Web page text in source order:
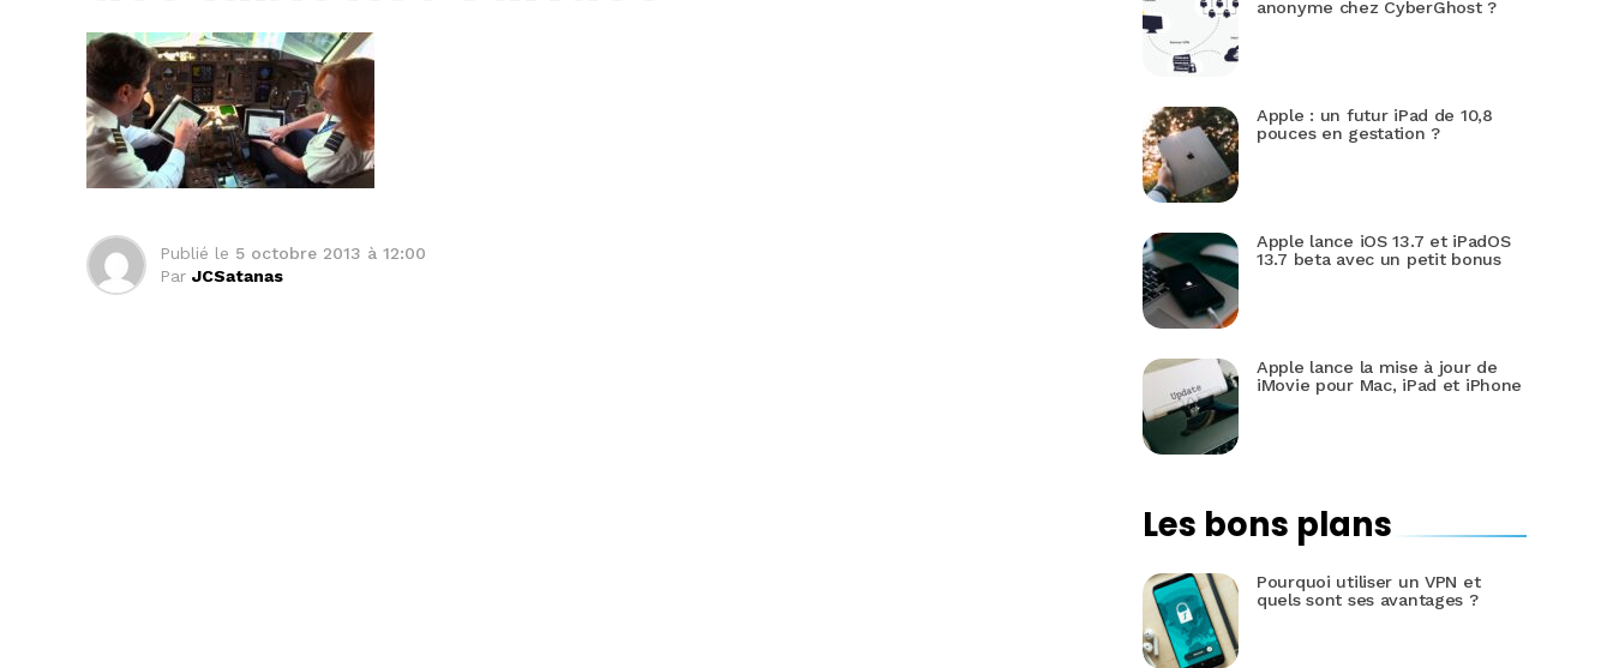
Publié le 5 octobre 2013 à 12:00
Par JCSatanas
anonyme chez CyberGhost ?
Apple : un futur iPad de 10,8
pouces en gestation ?
Apple lance iOS 13.7 et iPadOS
13.7 beta avec un petit bonus
Apple lance la mise à jour de
iMovie pour Mac, iPad et iPhone
Les bons plans
Pourquoi utiliser un VPN et
quels sont ses avantages ?